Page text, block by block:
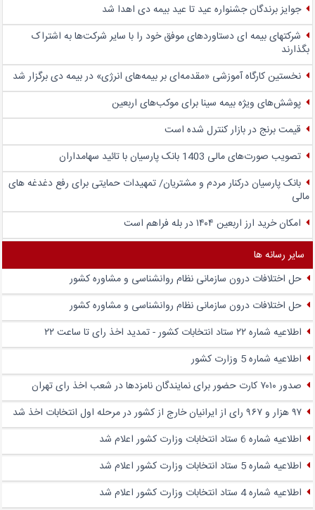
جوایز برندگان جشنواره عید تا عید بیمه دی اهدا شد
شرکتهای بیمه ای دستاوردهای موفق خود را با سایر شرکت‌ها به اشتراک
بگذارند
نخستین کارگاه آموزشی «مقدمه‌ای بر بیمه‌های انرژی» در بیمه دی برگزار شد
پوشش‌های ویژه بیمه سینا برای موکب‌های اربعین
قیمت برنج در بازار کنترل شده است
تصویب صورت‌های مالی 1403 بانک پارسیان با تائید سهامداران
بانک پارسیان درکنار مردم و مشتریان/ تمهیدات حمایتی برای رفع دغدغه های
مالی
امکان خرید ارز اربعین ۱۴۰۴ در بله فراهم است
سایر رسانه ها
حل اختلافات درون سازمانی نظام روانشناسی و مشاوره کشور
حل اختلافات درون سازمانی نظام روانشناسی و مشاوره کشور
اطلاعیه شماره ۲۲ ستاد انتخابات کشور - تمدید اخذ رای تا ساعت ۲۲
اطلاعیه شماره 5 وزارت کشور
صدور ۷۰۱۰ کارت حضور برای نمایندگان نامزدها در شعب اخذ رای تهران
۹۷ هزار و ۹۶۷ رای از ایرانیان خارج از کشور در مرحله اول انتخابات اخذ شد
اطلاعیه شماره 6 ستاد انتخابات وزارت کشور اعلام شد
اطلاعیه شماره 5 ستاد انتخابات وزارت کشور اعلام شد
اطلاعیه شماره 4 ستاد انتخابات وزارت کشور اعلام شد